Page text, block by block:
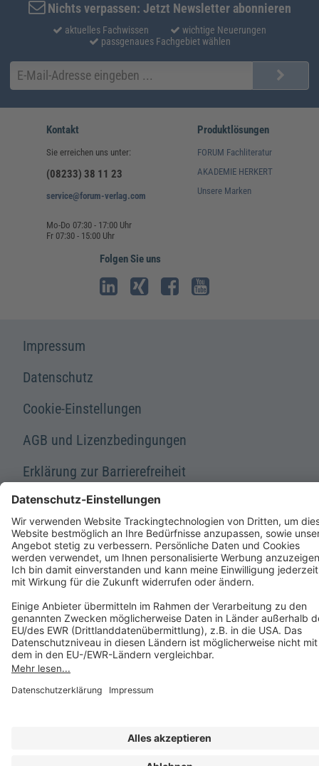
Nichts verpassen: Jetzt Newsletter abonnieren
aktuelles Fachwissen
wichtige Neuerungen
passgenaues Fachgebiet wählen
Kontakt
Sie erreichen uns unter:
(08233) 38 11 23
service@forum-verlag.com
Mo-Do 07:30 - 17:00 Uhr
Fr 07:30 - 15:00 Uhr
Produktlösungen
FORUM Fachliteratur
AKADEMIE HERKERT
Unsere Marken
Folgen Sie uns
Impressum
Datenschutz
Cookie-Einstellungen
AGB und Lizenzbedingungen
Erklärung zur Barrierefreiheit
A FORUM MEDIA GROUP COMPANY